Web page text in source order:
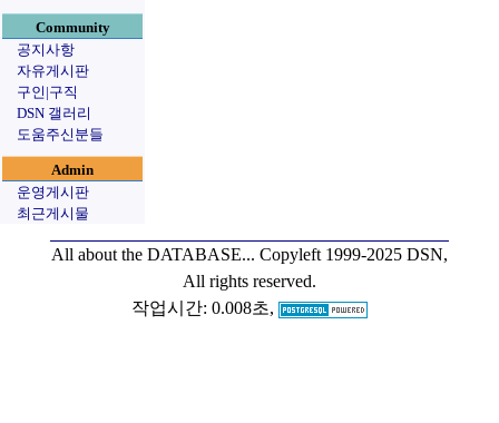
Community
공지사항
자유게시판
구인|구직
DSN 갤러리
도움주신분들
Admin
운영게시판
최근게시물
All about the DATABASE... Copyleft 1999-2025 DSN,
All rights reserved.
작업시간: 0.008초,